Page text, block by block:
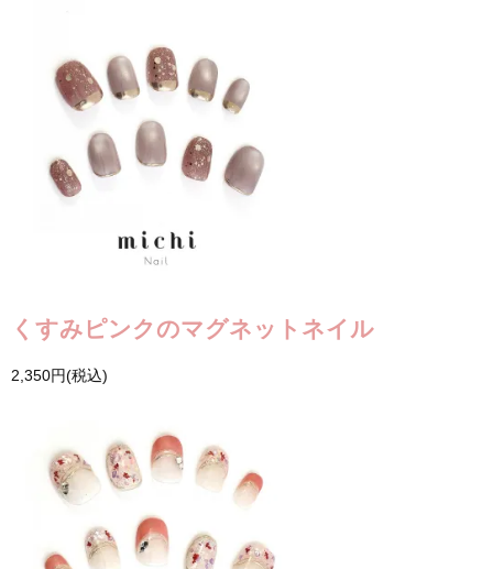
くすみピンクのマグネットネイル
2,350円(税込)